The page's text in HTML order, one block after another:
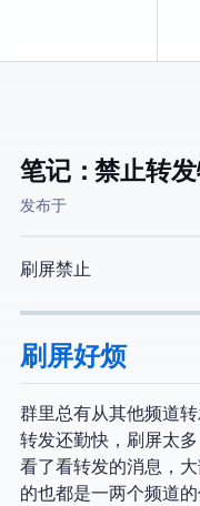
笔记：Telegram - 禁
发布于
刷屏禁止~
刷屏好烦
群里总有从其他频道
转发还勤快，刷屏太
看了看转发的消息，
的也都是一两个频道